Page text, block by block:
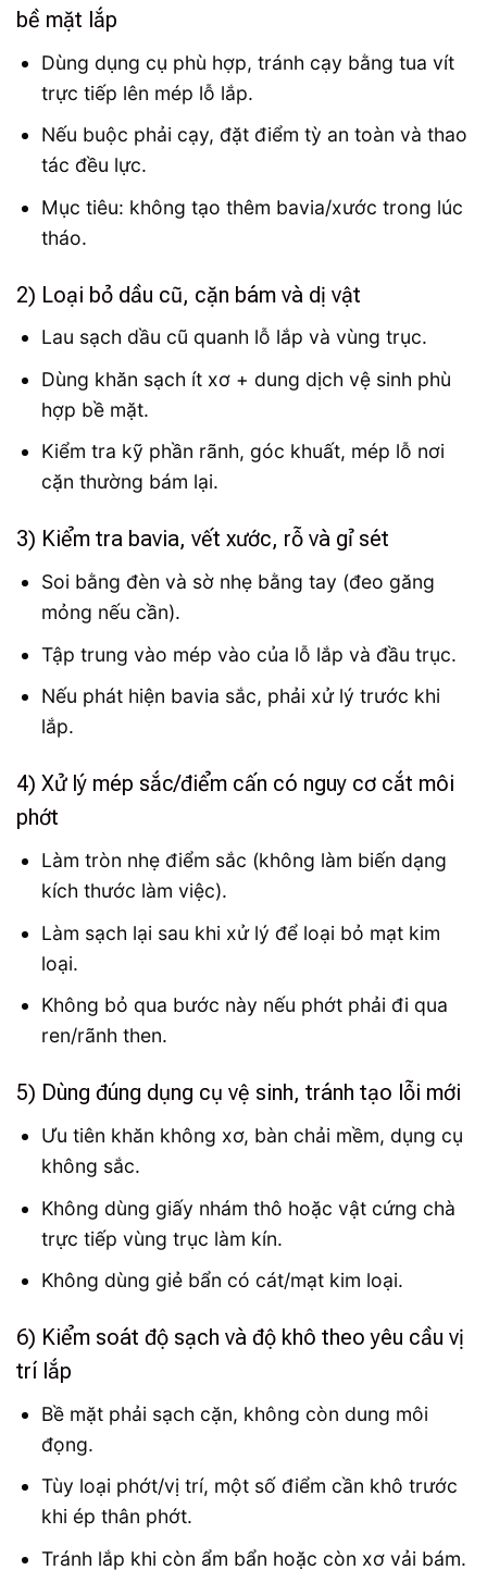
bề mặt lắp
Dùng dụng cụ phù hợp, tránh cạy bằng tua vít
trực tiếp lên mép lỗ lắp.
Nếu buộc phải cạy, đặt điểm tỳ an toàn và thao
tác đều lực.
Mục tiêu: không tạo thêm bavia/xước trong lúc
tháo.
2) Loại bỏ dầu cũ, cặn bám và dị vật
Lau sạch dầu cũ quanh lỗ lắp và vùng trục.
Dùng khăn sạch ít xơ + dung dịch vệ sinh phù
hợp bề mặt.
Kiểm tra kỹ phần rãnh, góc khuất, mép lỗ nơi
cặn thường bám lại.
3) Kiểm tra bavia, vết xước, rỗ và gỉ sét
Soi bằng đèn và sờ nhẹ bằng tay (đeo găng
mỏng nếu cần).
Tập trung vào mép vào của lỗ lắp và đầu trục.
Nếu phát hiện bavia sắc, phải xử lý trước khi
lắp.
4) Xử lý mép sắc/điểm cấn có nguy cơ cắt môi
phớt
Làm tròn nhẹ điểm sắc (không làm biến dạng
kích thước làm việc).
Làm sạch lại sau khi xử lý để loại bỏ mạt kim
loại.
Không bỏ qua bước này nếu phớt phải đi qua
ren/rãnh then.
5) Dùng đúng dụng cụ vệ sinh, tránh tạo lỗi mới
Ưu tiên khăn không xơ, bàn chải mềm, dụng cụ
không sắc.
Không dùng giấy nhám thô hoặc vật cứng chà
trực tiếp vùng trục làm kín.
Không dùng giẻ bẩn có cát/mạt kim loại.
6) Kiểm soát độ sạch và độ khô theo yêu cầu vị
trí lắp
Bề mặt phải sạch cặn, không còn dung môi
đọng.
Tùy loại phớt/vị trí, một số điểm cần khô trước
khi ép thân phớt.
Tránh lắp khi còn ẩm bẩn hoặc còn xơ vải bám.